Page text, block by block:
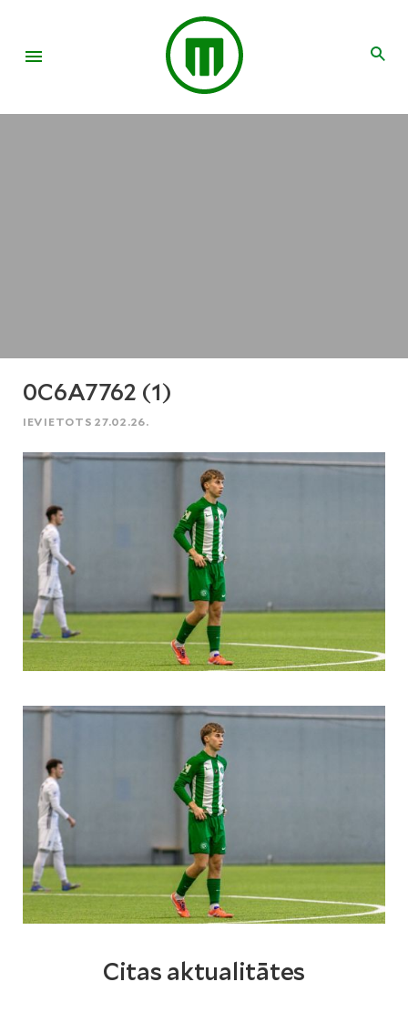
0C6A7762 (1)
IEVIETOTS 27.02.26.
Citas aktualitātes